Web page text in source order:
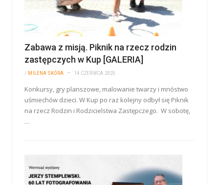
Zabawa z misją. Piknik na rzecz rodzin
zastępczych w Kup [GALERIA]
/ MILENA SKÓRA 14 CZERWCA 2025
Konkursy, gry planszowe, malowanie twarzy i mnóstwo
uśmiechów dzieci. W Kup po raz kolejny odbył się Piknik
na rzecz Rodzin i Rodzicielstwa Zastępczego. W sobotę,
…